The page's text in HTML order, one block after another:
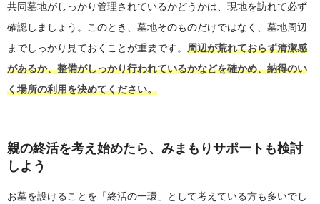
共同墓地がしっかり管理されているかどうかは、現地を訪れて必ず
確認しましょう。このとき、墓地そのものだけではなく、墓地周辺
までしっかり見ておくことが重要です。 周辺が荒れておらず清潔感
があるか、整備がしっかり行われているかなどを確かめ、納得のい
く場所の利用を決めてください。
親の終活を考え始めたら、みまもりサポートも検討
しよう
お墓を設けることを「終活の一環」として考えている方も多いでし